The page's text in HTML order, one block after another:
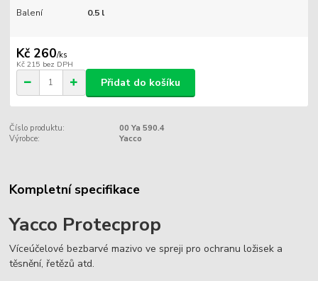
Balení
0.5 l
Kč 260/ks
Kč 215 bez DPH
Přidat do košíku
Číslo produktu:
00 Ya 590.4
Výrobce:
Yacco
Kompletní specifikace
Yacco Protecprop
Víceúčelové bezbarvé mazivo ve spreji pro ochranu ložisek a
těsnění, řetězů atd.